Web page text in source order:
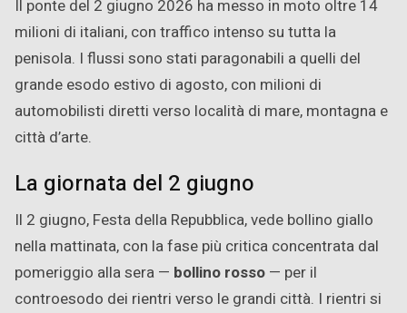
Il ponte del 2 giugno 2026 ha messo in moto oltre 14
milioni di italiani, con traffico intenso su tutta la
penisola. I flussi sono stati paragonabili a quelli del
grande esodo estivo di agosto, con milioni di
automobilisti diretti verso località di mare, montagna e
città d’arte.
La giornata del 2 giugno
Il 2 giugno, Festa della Repubblica, vede bollino giallo
nella mattinata, con la fase più critica concentrata dal
pomeriggio alla sera — bollino rosso — per il
controesodo dei rientri verso le grandi città. I rientri si